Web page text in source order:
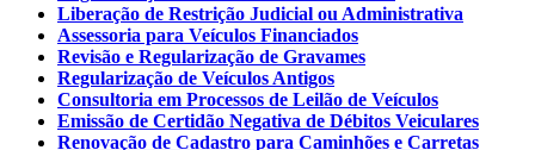
Liberação de Restrição Judicial ou Administrativa
Assessoria para Veículos Financiados
Revisão e Regularização de Gravames
Regularização de Veículos Antigos
Consultoria em Processos de Leilão de Veículos
Emissão de Certidão Negativa de Débitos Veiculares
Renovação de Cadastro para Caminhões e Carretas